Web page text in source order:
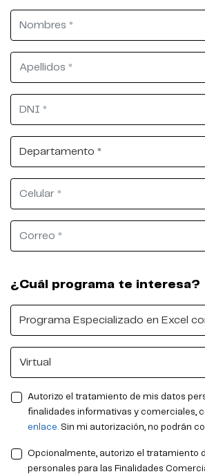
¿Cuál programa te interesa?
Autorizo el tratamiento de mis datos
finalidades informativas y comerciales,
enlace. Sin mi autorización, no podrán
Opcionalmente, autorizo el tratamiento
personales para las Finalidades